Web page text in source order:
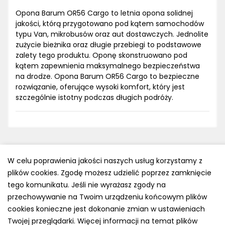
Opona Barum OR56 Cargo to letnia opona solidnej
jakości, którą przygotowano pod kątem samochodów
typu Van, mikrobusów oraz aut dostawczych. Jednolite
zużycie bieżnika oraz długie przebiegi to podstawowe
zalety tego produktu. Oponę skonstruowano pod
kątem zapewnienia maksymalnego bezpieczeństwa
na drodze. Opona Barum OR56 Cargo to bezpieczne
rozwiązanie, oferujące wysoki komfort, który jest
szczególnie istotny podczas długich podróży.
Polityka prywatności
e-mail: kontakt@opony.com.pl
Copyright © 2000-2023 Opony.com.pl
W celu poprawienia jakości naszych usług korzystamy z
plików cookies. Zgodę możesz udzielić poprzez zamknięcie
tego komunikatu. Jeśli nie wyrażasz zgody na
przechowywanie na Twoim urządzeniu końcowym plików
cookies konieczne jest dokonanie zmian w ustawieniach
Twojej przeglądarki. Więcej informacji na temat plików